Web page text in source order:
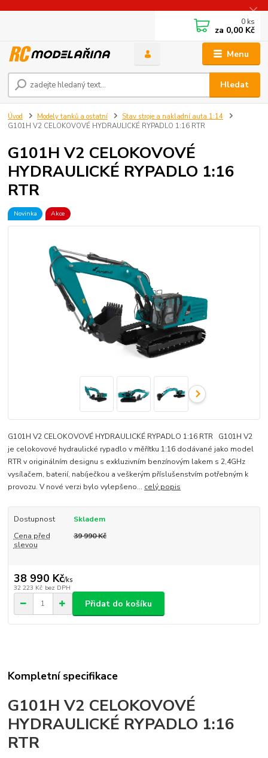
Menu
Hledat
0 ks
za 0,00 Kč
Úvod Modely tanků a ostatní
Stav stroje a nakladní auta 1:14
G101H V2 CELOKOVOVÉ HYDRAULICKÉ RYPADLO 1:16 RTR
G101H V2 CELOKOVOVÉ
HYDRAULICKÉ RYPADLO 1:16
RTR
Novinka Akce
G101H V2 CELOKOVOVÉ HYDRAULICKÉ RYPADLO 1:16 RTR G101H V2
je celokovové hydraulické rypadlo v měřítku 1:16 dodávané jako model
RTR v originálním designu s exkluzivním benzínovým lakem s 2,4GHz
vysílačem, baterií, nabíječkou a veškerým příslušenstvím potřebným k
provozu. V nové verzi bylo vylepšeno... celý popis
Dostupnost
Skladem
Cena před
slevou
39 990 Kč
38 990 Kč/ks
32 223 Kč bez DPH
Přidat do košíku
Kompletní specifikace
G101H V2 CELOKOVOVÉ
HYDRAULICKÉ RYPADLO 1:16
RTR